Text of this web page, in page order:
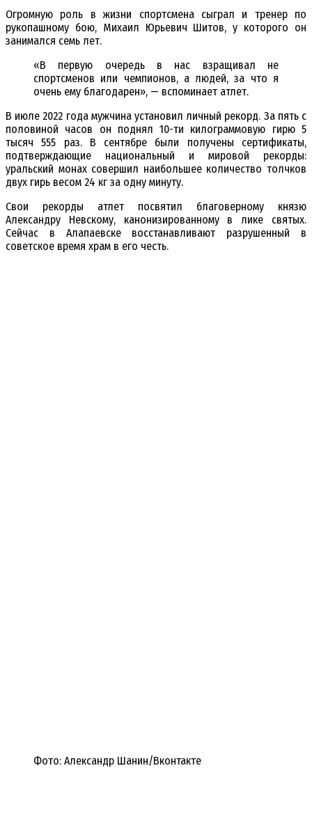
Огромную роль в жизни спортсмена сыграл и тренер по
рукопашному бою, Михаил Юрьевич Шитов, у которого он
занимался семь лет.
«В первую очередь в нас взращивал не
спортсменов или чемпионов, а людей, за что я
очень ему благодарен», — вспоминает атлет.
В июле 2022 года мужчина установил личный рекорд. За пять с
половиной часов он поднял 10-ти килограммовую гирю 5
тысяч 555 раз. В сентябре были получены сертификаты,
подтверждающие национальный и мировой рекорды:
уральский монах совершил наибольшее количество толчков
двух гирь весом 24 кг за одну минуту.
Свои рекорды атлет посвятил благоверному князю
Александру Невскому, канонизированному в лике святых.
Сейчас в Алапаевске восстанавливают разрушенный в
советское время храм в его честь.
Фото: Александр Шанин/Вконтакте